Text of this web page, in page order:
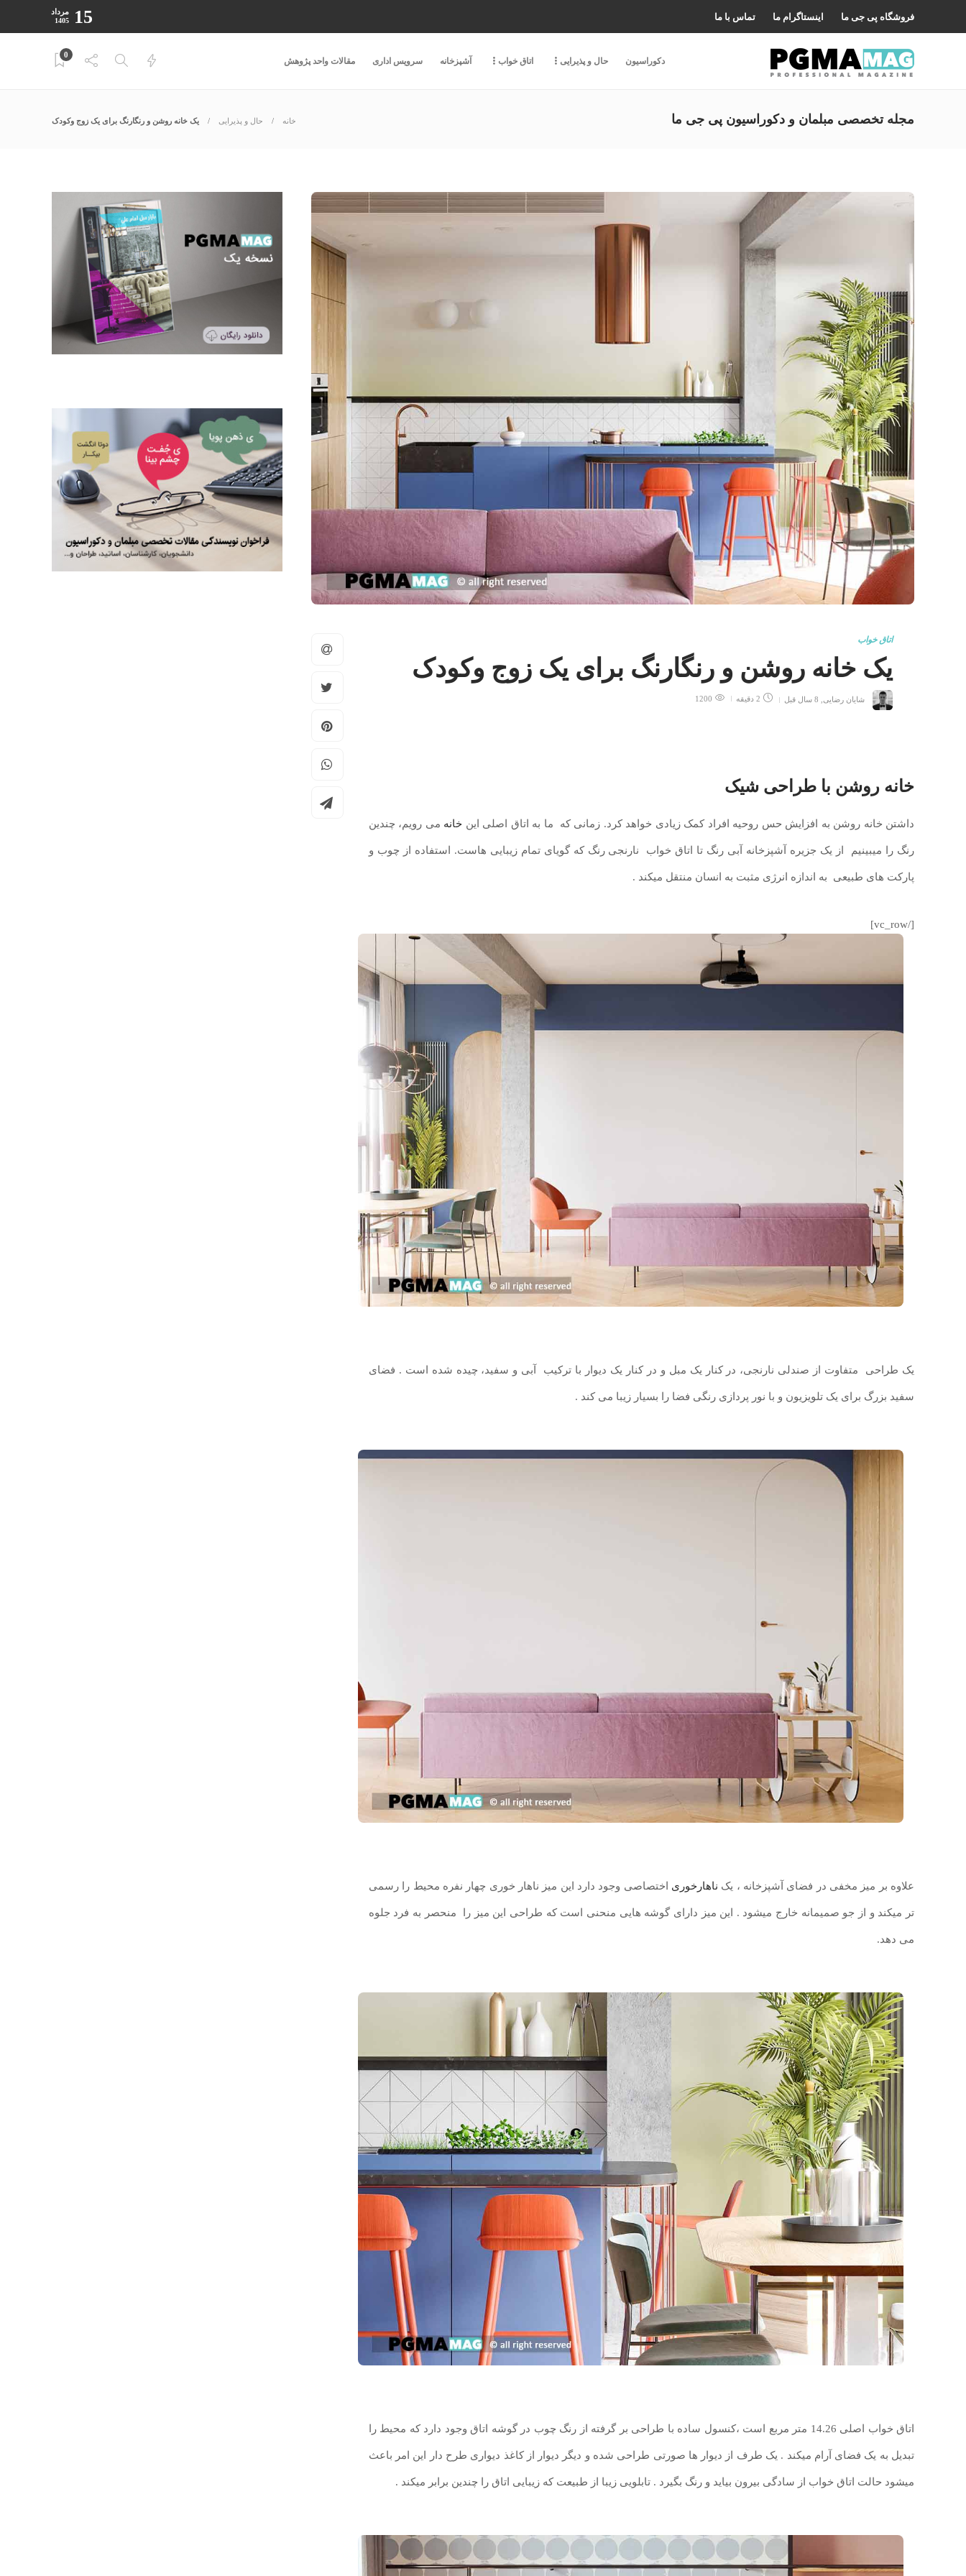
فروشگاه پی جی ما اینستاگرام ما تماس با ما 15 مرداد
1405
دکوراسیون حال و پذیرایی اتاق خواب آشپزخانه سرویس اداری مقالات واحد پژوهش
0
مجله تخصصی مبلمان و دکوراسیون پی جی ما خانه حال و پذیرایی یک خانه روشن و رنگارنگ برای یک زوج وکودک
اتاق خواب
یک خانه روشن و رنگارنگ برای یک زوج وکودک
شایان رضایی 8 سال قبل 2 دقیقه 1200
خانه روشن با طراحی شیک
داشتن خانه روشن به افزایش حس روحیه افراد کمک زیادی خواهد کرد. زمانی که ما به اتاق اصلی این خانه می رویم، چندین
رنگ را میبینیم از یک جزیره آشپزخانه آبی رنگ تا اتاق خواب نارنجی رنگ که گویای تمام زیبایی هاست. استفاده از چوب و
پارکت های طبیعی به اندازه انرژی مثبت به انسان منتقل میکند .
[/vc_row]
یک طراحی متفاوت از صندلی نارنجی، در کنار یک مبل و در کنار یک دیوار با ترکیب آبی و سفید، چیده شده است . فضای
سفید بزرگ برای یک تلویزیون و با نور پردازی رنگی فضا را بسیار زیبا می کند .
علاوه بر میز مخفی در فضای آشپزخانه ، یک ناهارخوری اختصاصی وجود دارد این میز ناهار خوری چهار نفره محیط را رسمی
تر میکند و از جو صمیمانه خارج میشود . این میز دارای گوشه هایی منحنی است که طراحی این میز را منحصر به فرد جلوه
می دهد.
اتاق خواب اصلی 14.26 متر مربع است ،کنسول ساده با طراحی بر گرفته از رنگ چوب در گوشه اتاق وجود دارد که محیط را
تبدیل به یک فضای آرام میکند . یک طرف از دیوار ها صورتی طراحی شده و دیگر دیوار از کاغذ دیواری طرح دار این امر باعث
میشود حالت اتاق خواب از سادگی بیرون بیاید و رنگ بگیرد . تابلویی زیبا از طبیعت که زیبایی اتاق را چندین برابر میکند .